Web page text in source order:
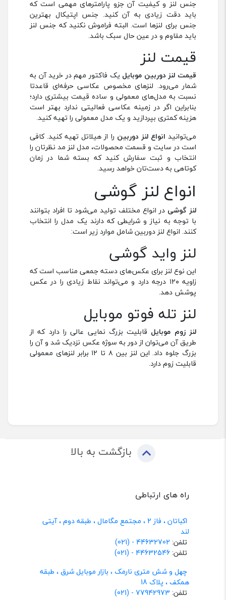
جنس لنز و کیفیت آن جزو پارامترهای مهمی است که
باید دقت زیادی به آن کنید. جنس اپتیکال بهترین
جنس برای لنزها است. البته فراموش نکنید که جنس لنز
باید مقاوم و در عین حال سبک باشد.
قیمت لنز
قیمت لنز دوربین موبایل یک فاکتور مهم در خرید آن به
شمار می‌رود. لنزهای مخصوص عکاسی حرفه‌ای قاعدتا
نسبت به مدل‌های معمولی و ساده قیمت بیشتری دارد؛
بنابراین اگر در زمینه عکاسی فعالیتی ندارد بهتر است
هزینه کمتری بپردازید و یک مدل معمولی را تهیه کنید.
می‌توانید انواع لنز دوربین را از هیلاتل تهیه کنید. کافی
است در سایت و قسمت محصولات، مدل لنز مد نظرتان را
انتخاب و ثبت سفارش کنید که بسته شما در زمان
کوتاهی به دست‌تان خواهد رسید.
انواع لنز گوشی
لنز گوشی در انواع مختلف تولید می‌شود تا افراد بتوانند
با توجه به نیاز و شرایطی که دارند یک مدل را انتخاب
کنند. انواع لنز دوربین شامل موارد زیر است:
لنز واید گوشی
این نوع لنز برای عکس‌های دسته جمعی مناسب است که
زاویه ۱۲۰ درجه دارد و می‌تواند نقاط زیادی را در عکس
پوشش دهد.
لنز تله فوتو موبایل
لنز زوم موبایل قابلیت بزرگ نمایی عالی را دارد که از
طریق آن می‌توان از دور به سوژه عکس نزدیک شد و آن را
بزرگ جلوه داد‌. این لنز بین ۸ تا ۱۲ برابر لنزهای معمولی
قابلیت زوم دارد‌.
بازگشت به بالا
راه های ارتباطی
اکباتان ، فاز 2 ، مجتمع مگامال ، طبقه دوم ، آیتی
لند
تلفن: 44632702 - (021)
تلفن:44632546 - (021)
چهل و شش متری نارمک ، بازار موبایل شرق ، طبقه
همکف ، پلاک 18
تلفن: 77942973 - (021)